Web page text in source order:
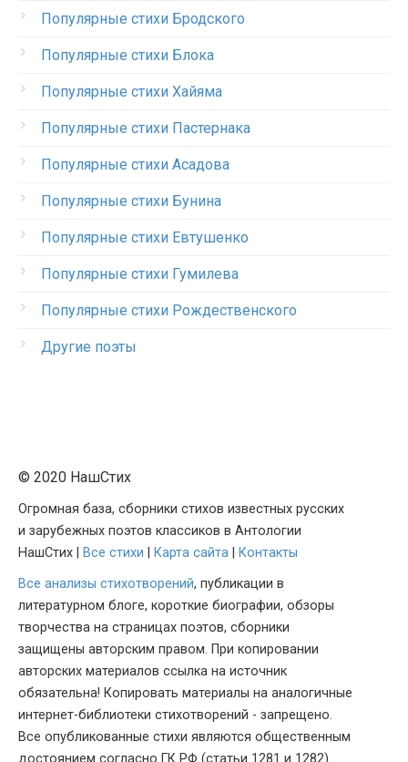
Популярные стихи Бродского
Популярные стихи Блока
Популярные стихи Хайяма
Популярные стихи Пастернака
Популярные стихи Асадова
Популярные стихи Бунина
Популярные стихи Евтушенко
Популярные стихи Гумилева
Популярные стихи Рождественского
Другие поэты
© 2020 НашСтих
Огромная база, сборники стихов известных русских
и зарубежных поэтов классиков в Антологии
НашСтих |
Все стихи Карта сайта
Контакты
Все анализы стихотворений, публикации в
литературном блоге, короткие биографии, обзоры
творчества на страницах поэтов, сборники
защищены авторским правом. При копировании
авторских материалов ссылка на источник
обязательна! Копировать материалы на аналогичные
интернет-библиотеки стихотворений - запрещено.
Все опубликованные стихи являются общественным
достоянием согласно ГК РФ (статьи 1281 и 1282).